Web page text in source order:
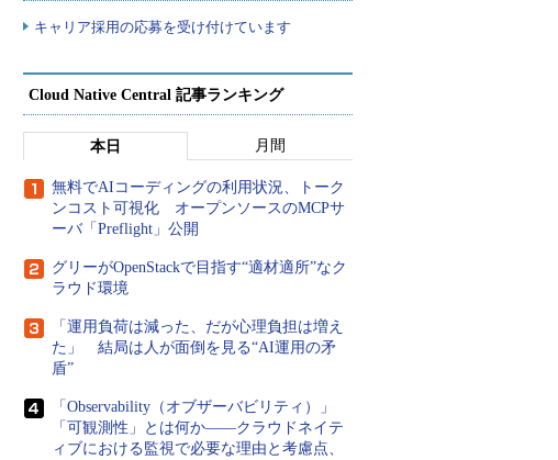
キャリア採用の応募を受け付けています
Cloud Native Central 記事ランキング
本日 月間
無料でAIコーディングの利用状況、トーク
ンコスト可視化 オープンソースのMCPサ
ーバ「Preflight」公開
グリーがOpenStackで目指す“適材適所”なク
ラウド環境
「運用負荷は減った、だが心理負担は増え
た」 結局は人が面倒を見る“AI運用の矛
盾”
「Observability（オブザーバビリティ）」
「可観測性」とは何か――クラウドネイテ
ィブにおける監視で必要な理由と考慮点、